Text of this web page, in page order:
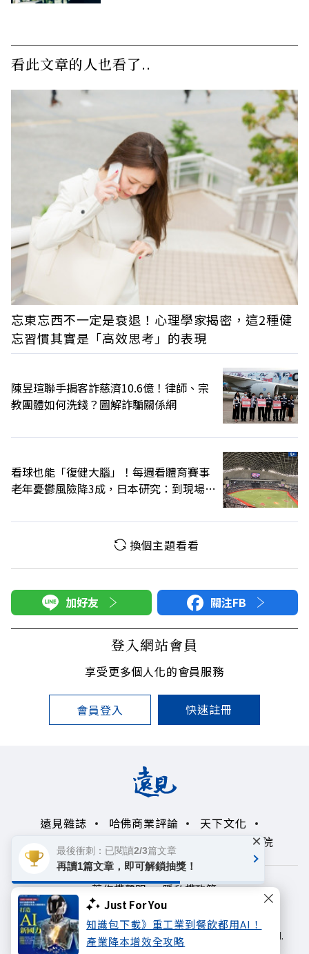
Just For You
知識包下載》重工業到餐飲都用AI！
產業降本增效全攻略
看此文章的人也看了..
忘東忘西不一定是衰退！心理學家揭密，這2種健
忘習慣其實是「高效思考」的表現
陳昱瑄聯手掮客詐慈濟10.6億！律師、宗
教團體如何洗錢？圖解詐騙關係網
看球也能「復健大腦」！每週看體育賽事
老年憂鬱風險降3成，日本研究：到現場效
換個主題看看
加好友 關注FB
登入網站會員
享受更多個人化的會員服務
會員登入 快速註冊
遠見雜誌 哈佛商業評論
天下文化
未來親子學習平台
50+ 領導影響力學院
著作權聲明
隱私權政策
Copyright© 1999~2026
遠見天下文化出版股份有限公司. All rights reserved.
最後衝刺：已閱讀2/3篇文章
再讀1篇文章，即可解鎖抽獎！
×